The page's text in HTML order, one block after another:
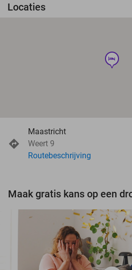
Locaties
hotel
Maastricht
Weert 9
Routebeschrijving